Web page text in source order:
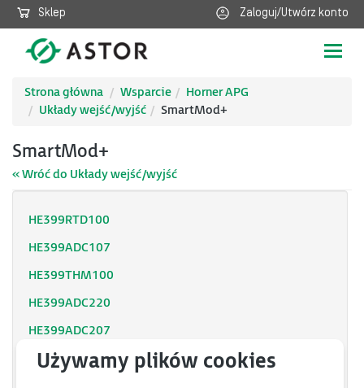
Sklep Zaloguj/Utwórz konto
Strona główna
Wsparcie
Horner APG
Układy wejść/wyjść
SmartMod+
SmartMod+
« Wróć do Układy wejść/wyjść
HE399RTD100
HE399ADC107
HE399THM100
HE399ADC220
HE399ADC207
HE399THM200